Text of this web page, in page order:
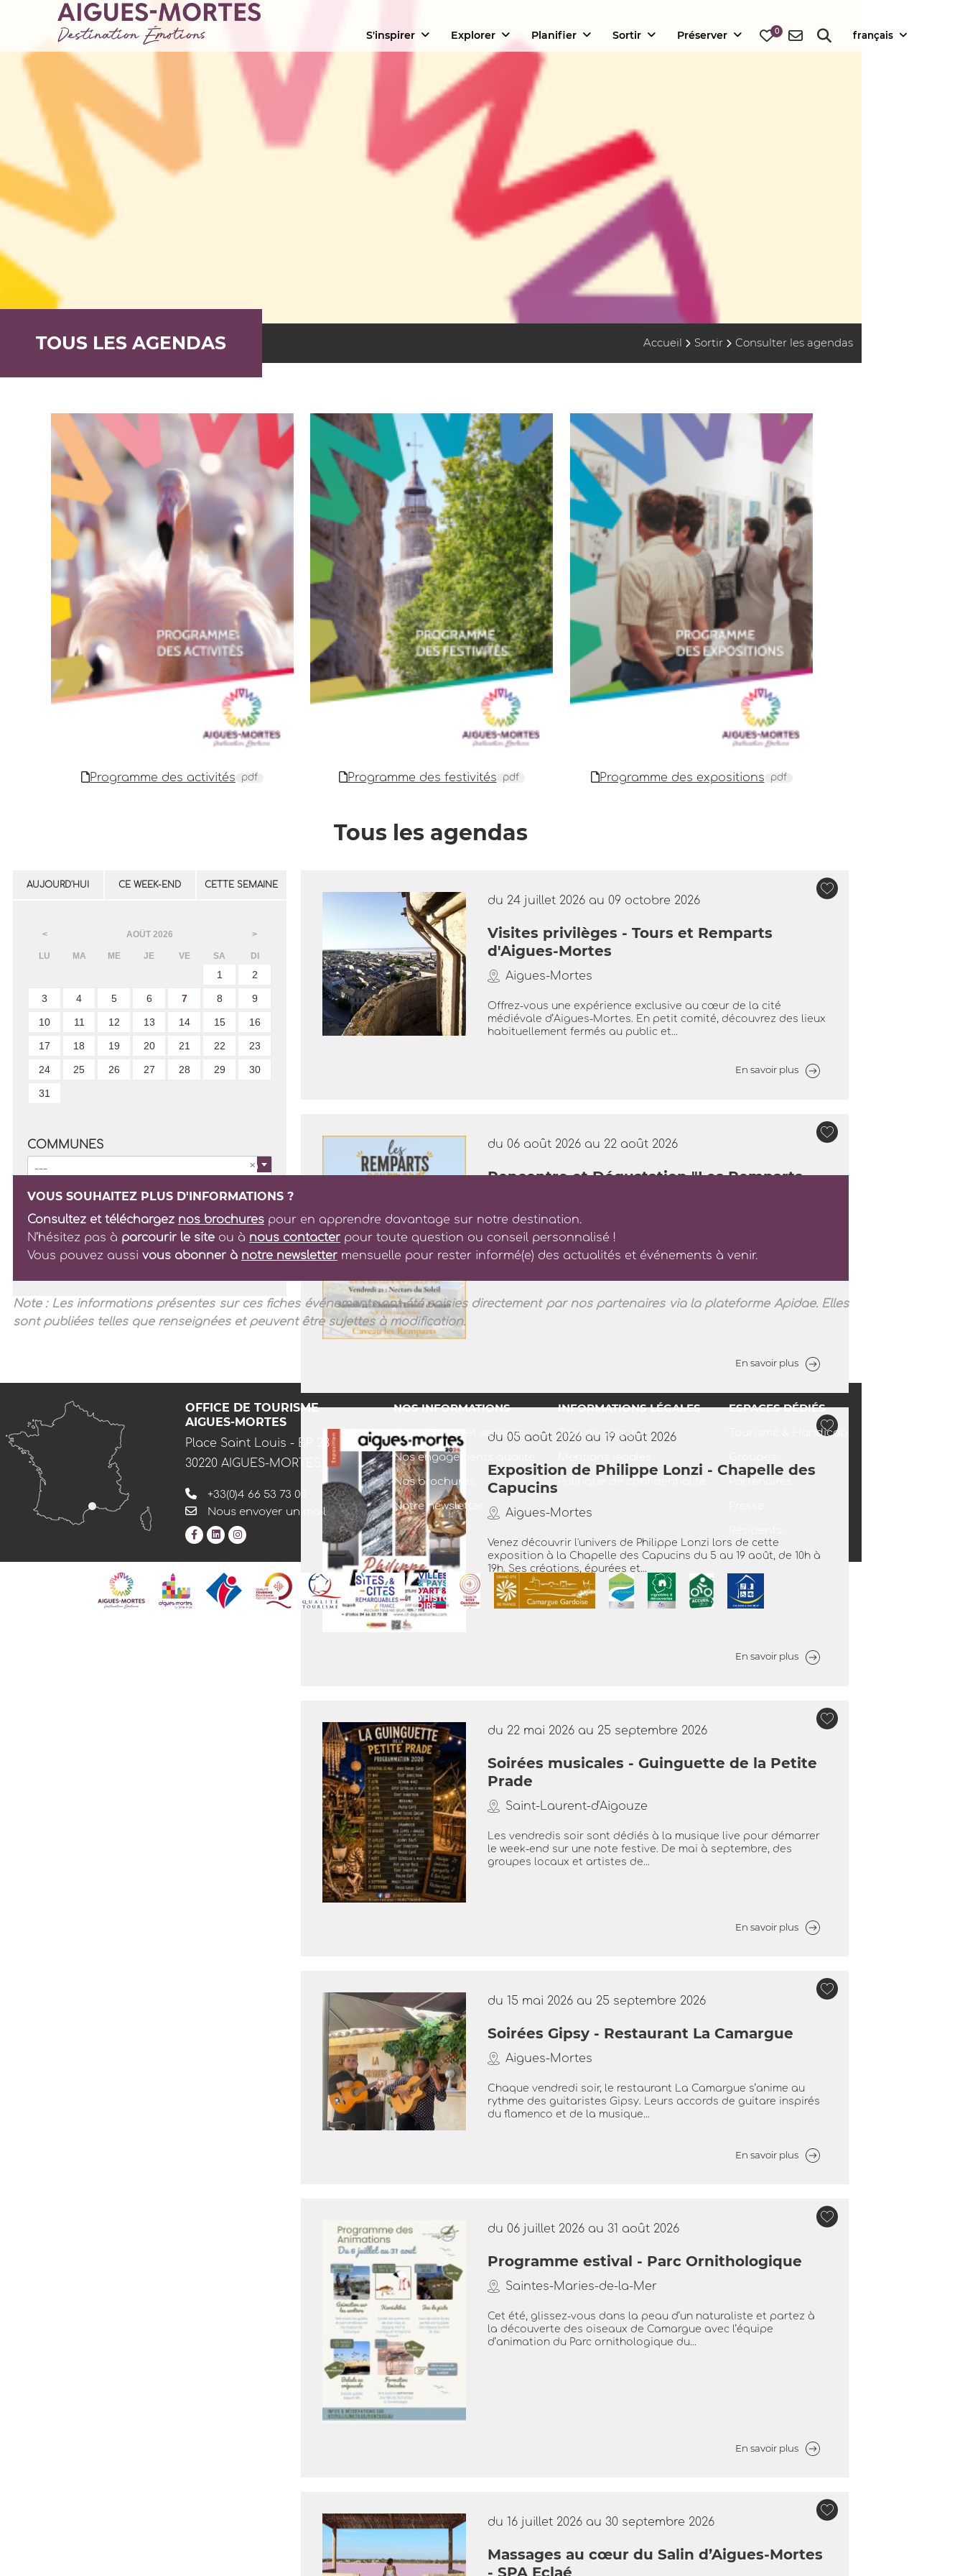
TOUS LES AGENDAS Accueil Sortir Consulter les agendas
Programme des activités pdf Programme des festivités pdf Programme des expositions pdf
Tous les agendas
AUJOURD'HUI CE WEEK-END CETTE SEMAINE
< AOÛT 2026 >
LU MA ME JE VE SA DI
1 2
3 4 5 6 7 8 9
10 11 12 13 14 15 16
17 18 19 20 21 22 23
24 25 26 27 28 29 30
31
COMMUNES
---
TYPES
Valider Annuler
du 24 juillet 2026 au 09 octobre 2026
Visites privilèges - Tours et Remparts
d'Aigues-Mortes
Aigues-Mortes
Offrez-vous une expérience exclusive au cœur de la cité
médiévale d’Aigues-Mortes. En petit comité, découvrez des lieux
habituellement fermés au public et...
En savoir plus
du 06 août 2026 au 22 août 2026
Rencontre et Dégustation "Les Remparts
Aigues-Mortes
Découvrez les artisans et producteurs de notre région et leurs
produits locaux. Échangez directement avec eux et dégustez
En savoir plus
du 05 août 2026 au 19 août 2026
Exposition de Philippe Lonzi - Chapelle des
Capucins
Aigues-Mortes
Venez découvrir l'univers de Philippe Lonzi lors de cette
exposition à la Chapelle des Capucins du 5 au 19 août, de 10h à
19h. Ses créations, épurées et...
En savoir plus
du 22 mai 2026 au 25 septembre 2026
Soirées musicales - Guinguette de la Petite
Prade
Saint-Laurent-d'Aigouze
Les vendredis soir sont dédiés à la musique live pour démarrer
le week-end sur une note festive. De mai à septembre, des
groupes locaux et artistes de...
En savoir plus
du 15 mai 2026 au 25 septembre 2026
Soirées Gipsy - Restaurant La Camargue
Aigues-Mortes
Chaque vendredi soir, le restaurant La Camargue s’anime au
rythme des guitaristes Gipsy. Leurs accords de guitare inspirés
du flamenco et de la musique...
En savoir plus
du 06 juillet 2026 au 31 août 2026
Programme estival - Parc Ornithologique
Saintes-Maries-de-la-Mer
Cet été, glissez-vous dans la peau d’un naturaliste et partez à
la découverte des oiseaux de Camargue avec l’équipe
d’animation du Parc ornithologique du...
En savoir plus
du 16 juillet 2026 au 30 septembre 2026
Massages au cœur du Salin d’Aigues-Mortes
- SPA Eclaé
VOUS SOUHAITEZ PLUS D'INFORMATIONS ?
Consultez et téléchargez nos brochures pour en apprendre davantage sur notre destination.
N’hésitez pas à parcourir le site ou à nous contacter pour toute question ou conseil personnalisé !
Vous pouvez aussi vous abonner à notre newsletter mensuelle pour rester informé(e) des actualités et événements à venir.
Note : Les informations présentes sur ces fiches événements ont été saisies directement par nos partenaires via la plateforme Apidae. Elles
sont publiées telles que renseignées et peuvent être sujettes à modification.
S'inspirer Explorer Planifier Sortir Préserver 0 français
OFFICE DE TOURISME
AIGUES-MORTES
Place Saint Louis - BP 23
30220 AIGUES-MORTES
+33(0)4 66 53 73 00
Nous envoyer un mail
NOS INFORMATIONS
Nos horaires et services
Nos engagements qualité
Nos brochures
Notre newsletter
INFORMATIONS LÉGALES
Taxe de séjour
Politique de confidentialité
ESPACES DÉDIÉS
Tourisme & Handicap
Partenaires